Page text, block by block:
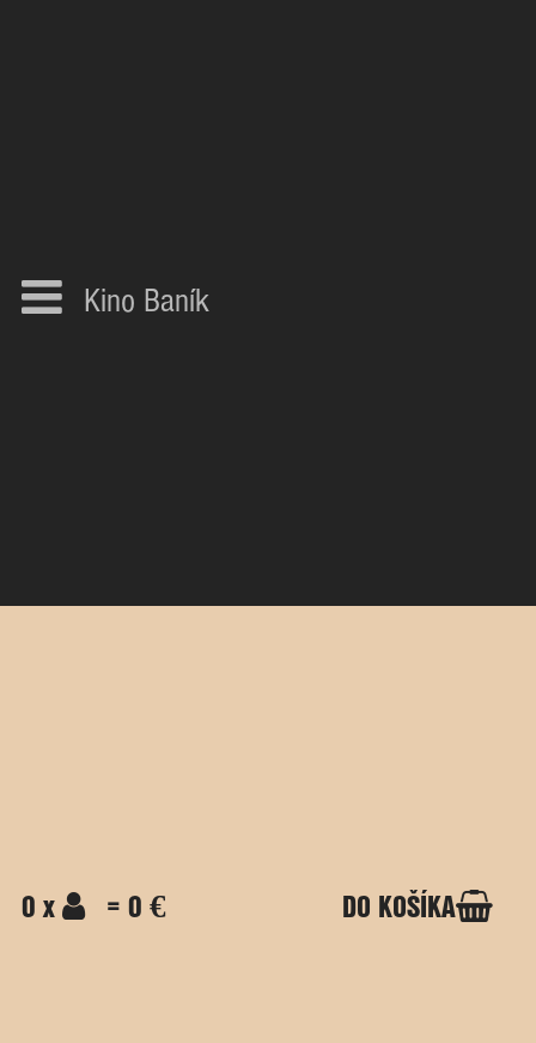
Kino Baník
0 x = 0 € DO KOŠÍKA